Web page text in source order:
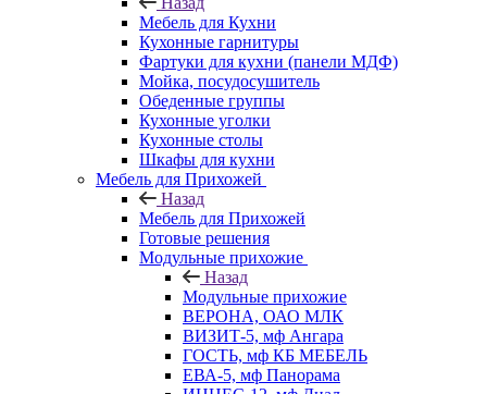
Мебель для Кухни
Кухонные гарнитуры
Фартуки для кухни (панели МДФ)
Мойка, посудосушитель
Обеденные группы
Кухонные уголки
Кухонные столы
Шкафы для кухни
Мебель для Прихожей
Назад
Мебель для Прихожей
Готовые решения
Модульные прихожие
Назад
Модульные прихожие
ВЕРОНА, ОАО МЛК
ВИЗИТ-5, мф Ангара
ГОСТЬ, мф КБ МЕБЕЛЬ
ЕВА-5, мф Панорама